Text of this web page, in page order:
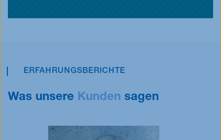
ERFAHRUNGSBERICHTE
Was unsere Kunden sagen